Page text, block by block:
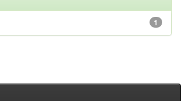
1